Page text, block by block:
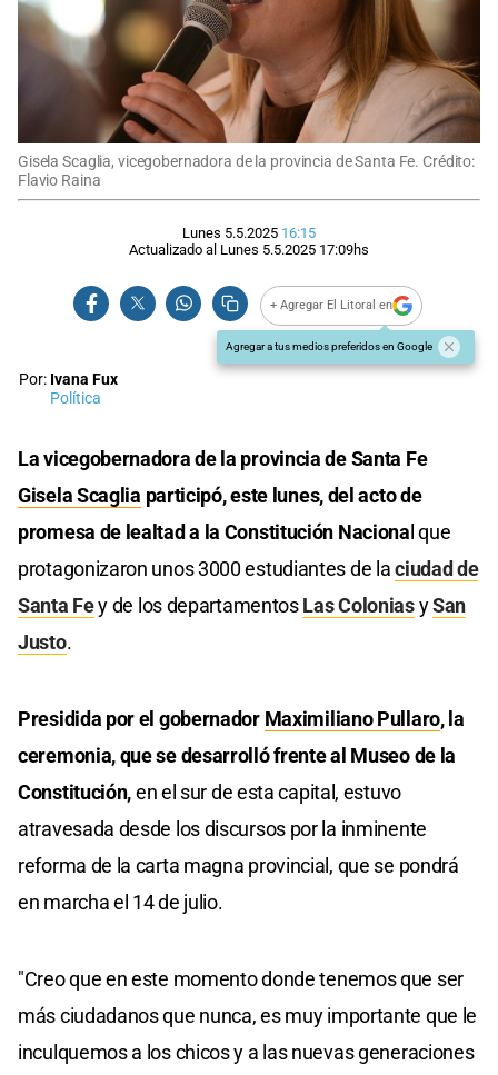
Gisela Scaglia, vicegobernadora de la provincia de Santa Fe. Crédito:
Flavio Raina
Lunes 5.5.2025 16:15
Actualizado al Lunes 5.5.2025 17:09hs
+ Agregar El Litoral en
Agregar a tus medios preferidos en Google
Por: Ivana Fux
Política
La vicegobernadora de la provincia de Santa Fe
Gisela Scaglia participó, este lunes, del acto de
promesa de lealtad a la Constitución Nacional que
protagonizaron unos 3000 estudiantes de laciudad de
Santa Fey de los departamentosLas ColoniasySan
Justo.
Presidida por el gobernador Maximiliano Pullaro, la
ceremonia, que se desarrolló frente al Museo de la
Constitución,en el sur de esta capital, estuvo
atravesada desde los discursos por la inminente
reforma de la carta magna provincial, que se pondrá
en marcha el 14 de julio.
"Creo que en este momento donde tenemos que ser
más ciudadanos que nunca, es muy importante que le
inculquemos a los chicos y a las nuevas generaciones